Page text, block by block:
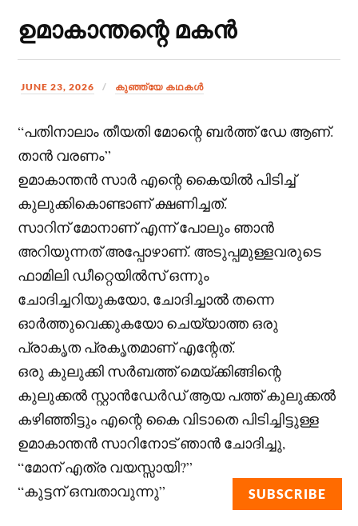
ഉമാകാന്തന്റെ മകൻ
JUNE 23, 2026 കുഞ്ഞ്യേ കഥകള്‍
“പതിനാലാം തീയതി മോന്റെ ബർത്ത് ഡേ ആണ്.
താൻ വരണം”
ഉമാകാന്തൻ സാർ എന്റെ കൈയിൽ പിടിച്ച്
കുലുക്കികൊണ്ടാണ് ക്ഷണിച്ചത്.
സാറിന് മോനാണ് എന്ന് പോലും ഞാൻ
അറിയുന്നത് അപ്പോഴാണ്. അടുപ്പമുള്ളവരുടെ
ഫാമിലി ഡീറ്റെയിൽസ് ഒന്നും
ചോദിച്ചറിയുകയോ, ചോദിച്ചാൽ തന്നെ
ഓർത്തുവെക്കുകയോ ചെയ്യാത്ത ഒരു
പ്രാകൃത പ്രകൃതമാണ് എന്റേത്.
ഒരു കുലുക്കി സർബത്ത് മെയ്ക്കിങ്ങിന്റെ
കുലുക്കൽ സ്റ്റാൻഡേർഡ് ആയ പത്ത് കുലുക്കൽ
കഴിഞ്ഞിട്ടും എന്റെ കൈ വിടാതെ പിടിച്ചിട്ടുള്ള
ഉമാകാന്തൻ സാറിനോട് ഞാൻ ചോദിച്ചു,
“മോന് എത്ര വയസ്സായി?”
“കുട്ടന് ഒമ്പതാവുന്നു”
SUBSCRIBE